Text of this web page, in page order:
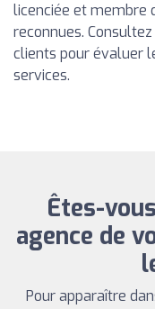
licenciée et membre
reconnues.
clients pour évaluer
services.
Êtes-
agence de
Pour apparaître